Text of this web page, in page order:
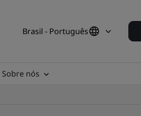
Brasil - Português
Sobre nós